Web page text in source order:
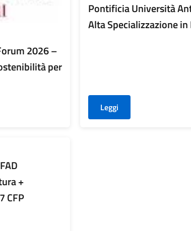
2026 –
per
Pontificia Università
Alta Specializzazione
Leggi
+
CFP